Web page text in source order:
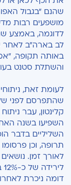
שהנם "בגבול
מושפעים רבות
לדוגמה, באמצע
לב בארה"ב לאחר
באותה תקופה,
והשתלת סטנט
לעומת זאת,
שהתפרסם לפני
קלינטון, עבר
השפיעו בשנה
השליליים בדבר
תרופה, וכן
דומה ניכרת